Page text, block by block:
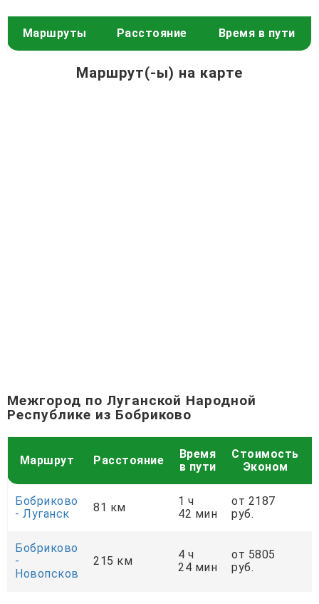
Маршруты Расстояние Время в пути
Маршрут(-ы) на карте
Межгород по Луганской Народной
Республике из Бобриково
Маршрут Расстояние
Время
в пути
Стоимость
Эконом
Бобриково
- Луганск
81 км
1 ч
42 мин
от 2187
руб.
Бобриково
-
Новопсков
215 км
4 ч
24 мин
от 5805
руб.